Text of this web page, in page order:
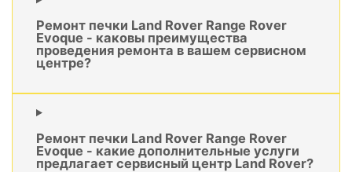
Ремонт печки Land Rover Range Rover
Evoque - каковы преимущества
проведения ремонта в вашем сервисном
центре?
Ремонт печки Land Rover Range Rover
Evoque - какие дополнительные услуги
предлагает сервисный центр Land Rover?